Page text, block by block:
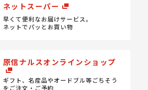
ネットスーパー
早くて便利なお届けサービス。
ネットでパッとお買い物
原信ナルスオンラインショップ
ギフト、名産品やオードブル等ごちそう
をご注文・ご予約